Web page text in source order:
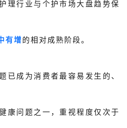
理行业与个护市场大盘趋势保
有增的相对成熟阶段。
已成为消费者最容易发生的、
康问题之一，重视程度仅次于